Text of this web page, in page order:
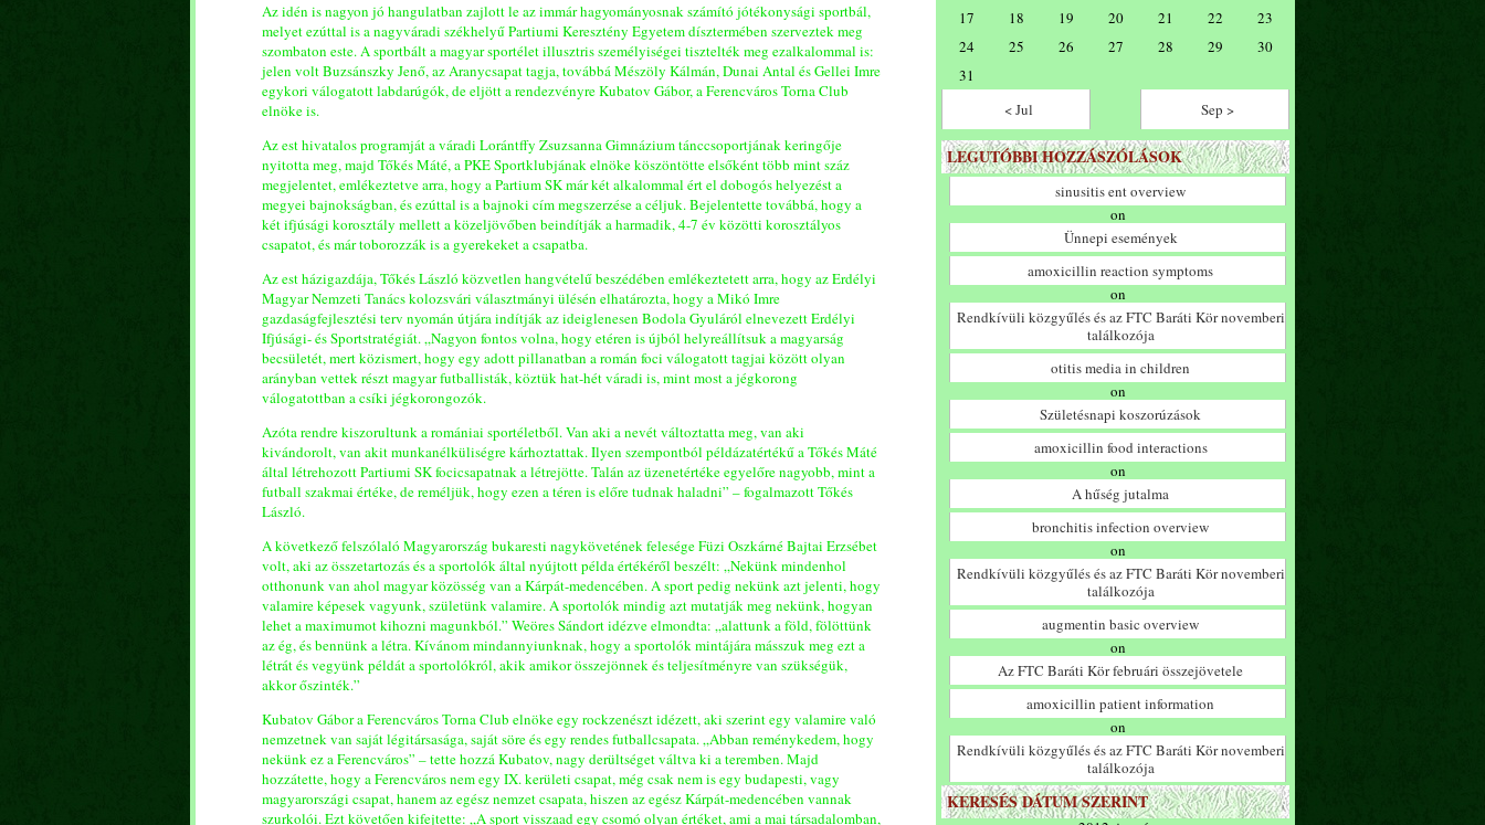
Az idén is nagyon jó hangulatban zajlott le az immár hagyományosnak számító jótékonysági sportbál,
melyet ezúttal is a nagyváradi székhelyű Partiumi Keresztény Egyetem dísztermében szerveztek meg
szombaton este. A sportbált a magyar sportélet illusztris személyiségei tisztelték meg ezalkalommal is:
jelen volt Buzsánszky Jenő, az Aranycsapat tagja, továbbá Mészöly Kálmán, Dunai Antal és Gellei Imre
egykori válogatott labdarúgók, de eljött a rendezvényre Kubatov Gábor, a Ferencváros Torna Club
elnöke is.
Az est hivatalos programját a váradi Lorántffy Zsuzsanna Gimnázium tánccsoportjának keringője
nyitotta meg, majd Tőkés Máté, a PKE Sportklubjának elnöke köszöntötte elsőként több mint száz
megjelentet, emlékeztetve arra, hogy a Partium SK már két alkalommal ért el dobogós helyezést a
megyei bajnokságban, és ezúttal is a bajnoki cím megszerzése a céljuk. Bejelentette továbbá, hogy a
két ifjúsági korosztály mellett a közeljövőben beindítják a harmadik, 4-7 év közötti korosztályos
csapatot, és már toborozzák is a gyerekeket a csapatba.
Az est házigazdája, Tőkés László közvetlen hangvételű beszédében emlékeztetett arra, hogy az Erdélyi
Magyar Nemzeti Tanács kolozsvári választmányi ülésén elhatározta, hogy a Mikó Imre
gazdaságfejlesztési terv nyomán útjára indítják az ideiglenesen Bodola Gyuláról elnevezett Erdélyi
Ifjúsági- és Sportstratégiát. „Nagyon fontos volna, hogy etéren is újból helyreállítsuk a magyarság
becsületét, mert közismert, hogy egy adott pillanatban a román foci válogatott tagjai között olyan
arányban vettek részt magyar futballisták, köztük hat-hét váradi is, mint most a jégkorong
válogatottban a csíki jégkorongozók.
Azóta rendre kiszorultunk a romániai sportéletből. Van aki a nevét változtatta meg, van aki
kivándorolt, van akit munkanélküliségre kárhoztattak. Ilyen szempontból példázatértékű a Tőkés Máté
által létrehozott Partiumi SK focicsapatnak a létrejötte. Talán az üzenetértéke egyelőre nagyobb, mint a
futball szakmai értéke, de reméljük, hogy ezen a téren is előre tudnak haladni” – fogalmazott Tőkés
László.
A következő felszólaló Magyarország bukaresti nagykövetének felesége Füzi Oszkárné Bajtai Erzsébet
volt, aki az összetartozás és a sportolók által nyújtott példa értékéről beszélt: „Nekünk mindenhol
otthonunk van ahol magyar közösség van a Kárpát-medencében. A sport pedig nekünk azt jelenti, hogy
valamire képesek vagyunk, születünk valamire. A sportolók mindig azt mutatják meg nekünk, hogyan
lehet a maximumot kihozni magunkból.” Weöres Sándort idézve elmondta: „alattunk a föld, fölöttünk
az ég, és bennünk a létra. Kívánom mindannyiunknak, hogy a sportolók mintájára másszuk meg ezt a
létrát és vegyünk példát a sportolókról, akik amikor összejönnek és teljesítményre van szükségük,
akkor őszinték.”
Kubatov Gábor a Ferencváros Torna Club elnöke egy rockzenészt idézett, aki szerint egy valamire való
nemzetnek van saját légitársasága, saját söre és egy rendes futballcsapata. „Abban reménykedem, hogy
nekünk ez a Ferencváros” – tette hozzá Kubatov, nagy derültséget váltva ki a teremben. Majd
hozzátette, hogy a Ferencváros nem egy IX. kerületi csapat, még csak nem is egy budapesti, vagy
magyarországi csapat, hanem az egész nemzet csapata, hiszen az egész Kárpát-medencében vannak
szurkolói. Ezt követően kifejtette: „A sport visszaad egy csomó olyan értéket, ami a mai társadalomban,
17
18 19 20 21 22
23
24
25 26 27 28 29
30
31
< Jul
Sep >
LEGUTÓBBI HOZZÁSZÓLÁSOK
sinusitis ent overview
on
Ünnepi események
amoxicillin reaction symptoms
on
Rendkívüli közgyűlés és az FTC Baráti Kör novemberi
találkozója
otitis media in children
on
Születésnapi koszorúzások
amoxicillin food interactions
on
A hűség jutalma
bronchitis infection overview
on
Rendkívüli közgyűlés és az FTC Baráti Kör novemberi
találkozója
augmentin basic overview
on
Az FTC Baráti Kör februári összejövetele
amoxicillin patient information
on
Rendkívüli közgyűlés és az FTC Baráti Kör novemberi
találkozója
KERESÉS DÁTUM SZERINT